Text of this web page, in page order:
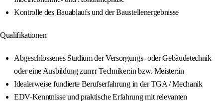
Kontrolle des Bauablaufs und der Baustellenergebnisse
Qualifikationen
Abgeschlossenes Studium der Versorgungs- oder Gebäudetechnik
oder eine Ausbildung zum:r Techniker:in bzw. Meister:in
Idealerweise fundierte Berufserfahrung in der TGA / Mechanik
EDV-Kenntnisse und praktische Erfahrung mit relevanten